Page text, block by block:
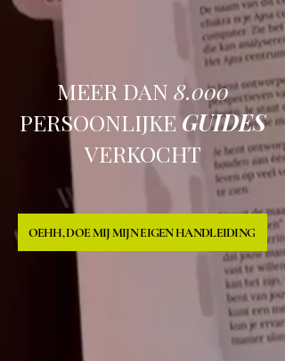
MEER DAN 8.000
PERSOONLIJKE GUIDES
VERKOCHT
OEHH, DOE MIJ MIJN EIGEN HANDLEIDING